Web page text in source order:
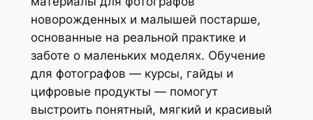
новорожденных и малышей постарше,
основанные на реальной практике и
заботе о маленьких моделях. Обучение
для фотографов — курсы, гайды и
цифровые продукты — помогут
выстроить понятный, мягкий и красивый